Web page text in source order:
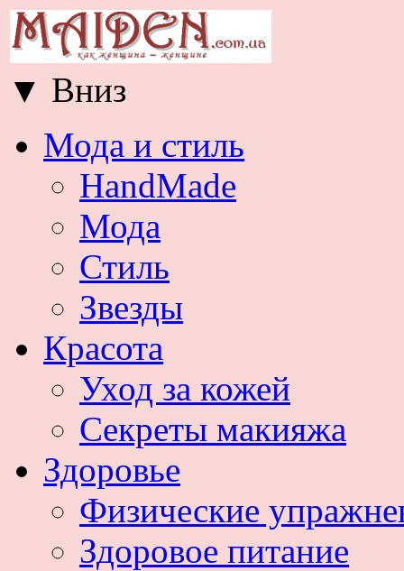
▼ Вниз
Мода и стиль
HandMade
Мода
Стиль
Звезды
Красота
Уход за кожей
Секреты макияжа
Здоровье
Физические
Здоровое питание